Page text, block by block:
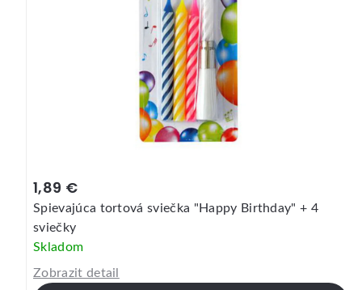
1,39 €
Sviečky na tortu, nesfúknuteľné + držiaky 12 ks
Skladom
Zobrazit detail